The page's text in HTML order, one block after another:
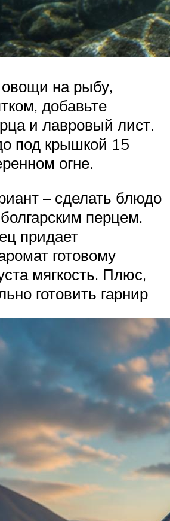
на рыбу,
добавьте
и лавровый лист.
под крышкой 15
огне.
– сделать блюдо
перцем.
придает
готовому
мягкость. Плюс,
готовить гарнир